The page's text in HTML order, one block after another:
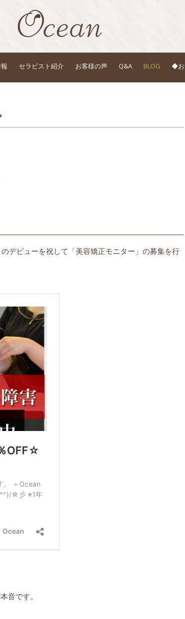
セラピスト紹介 お客様の声 Q&A BLOG ◆お
デビューを祝して「美容矯正モニター」の募集を行
音です。